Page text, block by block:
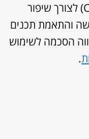
האתר משתמש בעוגיות (Cookies) לצורך שיפור
והתאמת תכנים
הסכמה לשימוש
.